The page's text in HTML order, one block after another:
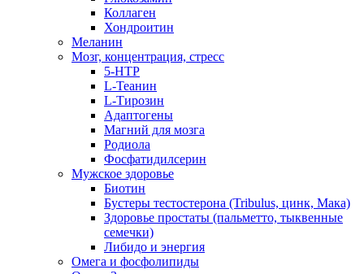
Коллаген
Хондроитин
Меланин
Мозг, концентрация, стресс
5-HTP
L-Теанин
L-Тирозин
Адаптогены
Магний для мозга
Родиола
Фосфатидилсерин
Мужское здоровье
Биотин
Бустеры тестостерона (Tribulus, цинк, Мака)
Здоровье простаты (пальметто, тыквенные
семечки)
Либидо и энергия
Омега и фосфолипиды